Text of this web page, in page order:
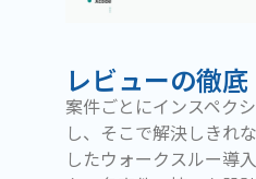
レビューの徹底
案件ごとにインスペク
し、そこで解決しきれ
したウォークスルー導